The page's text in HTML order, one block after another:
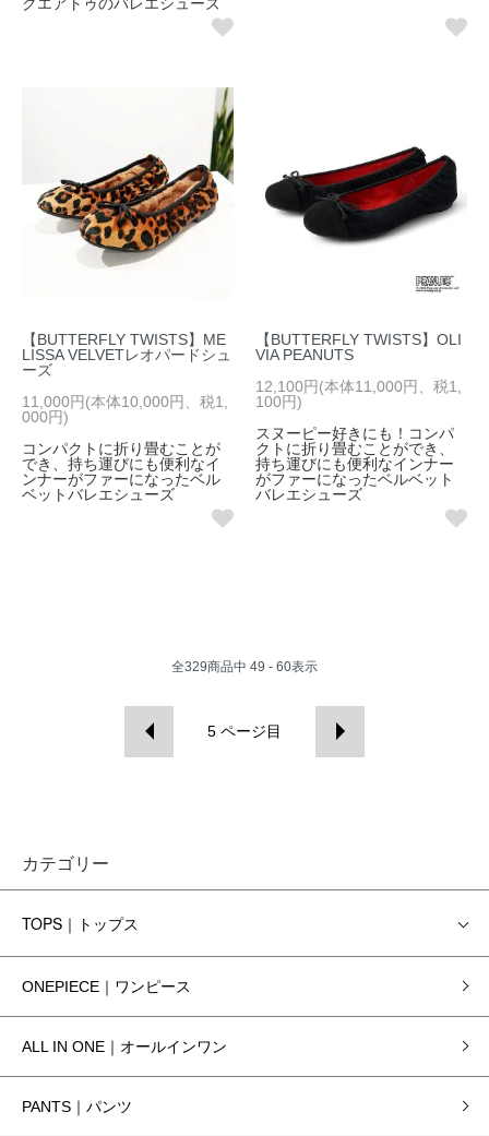
【BUTTERFLY TWISTS】ME
LISSA VELVETレオパードシュ
ーズ
11,000円(本体10,000円、税1,
000円)
コンパクトに折り畳むことが
でき、持ち運びにも便利なイ
ンナーがファーになったベル
ベットバレエシューズ
【BUTTERFLY TWISTS】OLI
VIA PEANUTS
12,100円(本体11,000円、税1,
100円)
スヌーピー好きにも！コンパ
クトに折り畳むことができ、
持ち運びにも便利なインナー
がファーになったベルベット
バレエシューズ
全329商品中 49 - 60表示
5 ページ目
カテゴリー
TOPS｜トップス
ONEPIECE｜ワンピース
ALL IN ONE｜オールインワン
PANTS｜パンツ